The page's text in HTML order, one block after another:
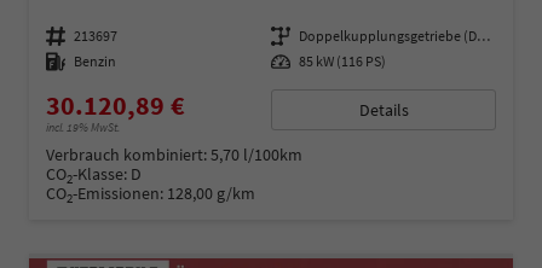
Fahrzeugnummer 213697 Getriebe
Doppelkupplungsgetriebe (DSG)
Kraftstoff Benzin Leistung 85 kW (116 PS)
30.120,89 €
incl. 19% MwSt.
Details
Verbrauch kombiniert:5,70 l/100km
CO2-Klasse: D
CO2-Emissionen: 128,00 g/km